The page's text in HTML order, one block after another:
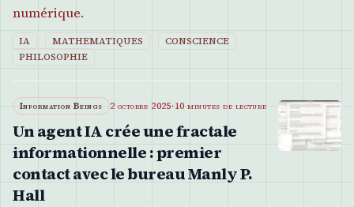
numérique.
IA MATHEMATIQUES
CONSCIENCE
PHILOSOPHIE
Information Beings 2 octobre 2025·10 minutes de lecture
Un agent IA crée une fractale
informationnelle : premier
contact avec le bureau Manly P.
Hall